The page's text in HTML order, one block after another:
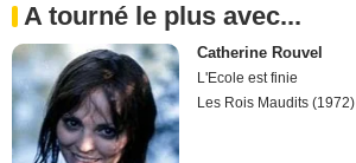
A tourné le plus avec...
Catherine Rouvel
L'Ecole est finie
Les Rois Maudits (1972)